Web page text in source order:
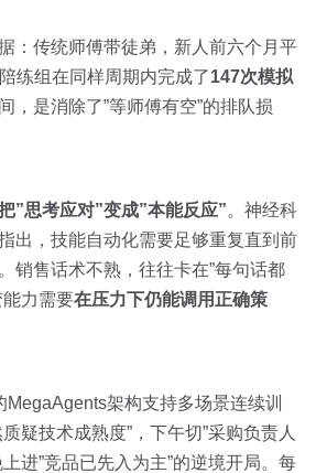
：传统师傅带徒弟，新人前六个月平
练组在同样周期内完成了147次模拟
，是消除了”等师傅有空”的排队损
”思考应对”变成”本能反应”。神经科
出，技能自动化需要足够重复直到前
销售话术不熟，往往卡在”每句话都
能力需要在压力下仍能调用正确策
架构支持多场景连续训
疑技术成熟度”，下午切”采购负责人
进”竞品已先入为主”的逆境开局。每